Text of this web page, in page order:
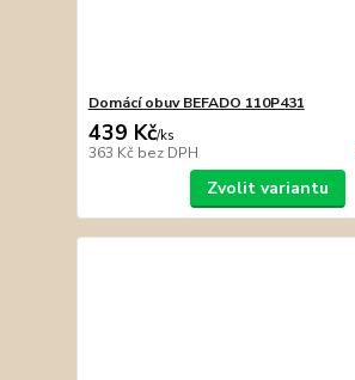
Domácí obuv BEFADO 110P431
439 Kč/ks
363 Kč bez DPH
Zvolit variantu